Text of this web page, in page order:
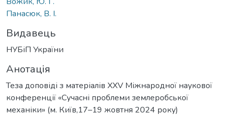
Панасюк, В. І.
Видавець
НУБіП України
Анотація
Теза доповіді з матеріалів XХV Міжнародної наукової
конференції «Сучасні проблеми землеробської
механіки» (м. Київ,17–19 жовтня 2024 року)